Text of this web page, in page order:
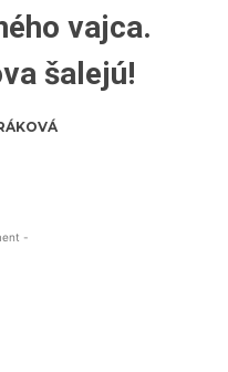
vajca.
šalejú!
-